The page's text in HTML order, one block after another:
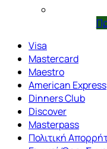
Visa
Mastercard
Maestro
American Express
Dinners Club
Discover
Masterpass
Πολιτική